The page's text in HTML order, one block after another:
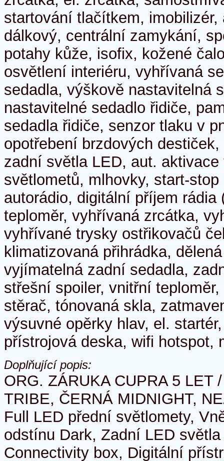
startování tlačítkem, imobilizér,
dálkový, centrální zamykání,
potahy kůže, isofix, kožené
osvětlení interiéru, vyhřívaná
sedadla, výškově nastavitelná
nastavitelné sedadlo řidiče,
sedadla řidiče, senzor tlaku v
opotřebení brzdových
zadní světla LED, aut.
světlometů, mlhovky, start-
autorádio, digitální příjem rádia
teploměr, vyhřívaná zrcátka,
vyhřívané trysky ostřikovačů
klimatizovaná přihrádka,
vyjímatelná zadní sedadla,
střešní spoiler, vnitřní
stěrač, tónovaná skla,
výsuvné opěrky hlav, el.
přístrojová deska, wifi hotspot,
Doplňující popis:
ORG. ZÁRUKA CUPRA 5 LET
TRIBE, ČERNÁ MIDNIGHT,
Full LED přední světlomety,
odstínu Dark, Zadní LED
Connectivity box, Digitální